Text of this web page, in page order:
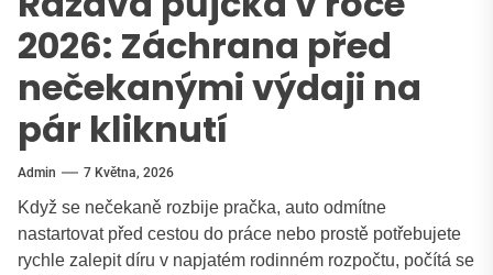
2026: Záchrana před
nečekanými výdaji na
pár kliknutí
Admin 7 Května, 2026
Když se nečekaně rozbije pračka, auto odmítne
nastartovat před cestou do práce nebo prostě potřebujete
rychle zalepit díru v napjatém rodinném rozpočtu, počítá se